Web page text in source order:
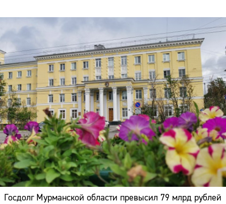
Госдолг Мурманской области превысил 79 млрд рублей